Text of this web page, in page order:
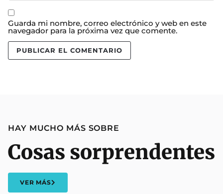
Guarda mi nombre, correo electrónico y web en este
navegador para la próxima vez que comente.
HAY MUCHO MÁS SOBRE
Cosas sorprendentes
VER MÁS